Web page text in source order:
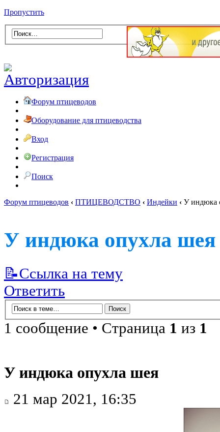
Пропустить
Форум птицеводов
Оборудование для птицеводства
Вход
Регистрация
Поиск
Форум птицеводов ‹ ПТИЦЕВОДСТВО ‹ Индейки ‹ У индюка
У индюка опухла шея
📝Ссылка на тему
Ответить
1 сообщение • Страница 1 из 1
У индюка опухла шея
21 мар 2021, 16:35